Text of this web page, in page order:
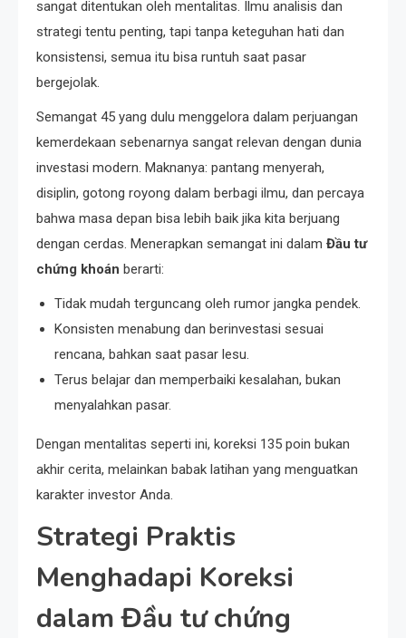
sangat ditentukan oleh mentalitas. Ilmu analisis dan
strategi tentu penting, tapi tanpa keteguhan hati dan
konsistensi, semua itu bisa runtuh saat pasar
bergejolak.
Semangat 45 yang dulu menggelora dalam perjuangan
kemerdekaan sebenarnya sangat relevan dengan dunia
investasi modern. Maknanya: pantang menyerah,
disiplin, gotong royong dalam berbagi ilmu, dan percaya
bahwa masa depan bisa lebih baik jika kita berjuang
dengan cerdas. Menerapkan semangat ini dalam Đầu tư
chứng khoán berarti:
Tidak mudah terguncang oleh rumor jangka pendek.
Konsisten menabung dan berinvestasi sesuai
rencana, bahkan saat pasar lesu.
Terus belajar dan memperbaiki kesalahan, bukan
menyalahkan pasar.
Dengan mentalitas seperti ini, koreksi 135 poin bukan
akhir cerita, melainkan babak latihan yang menguatkan
karakter investor Anda.
Strategi Praktis
Menghadapi Koreksi
dalam Đầu tư chứng